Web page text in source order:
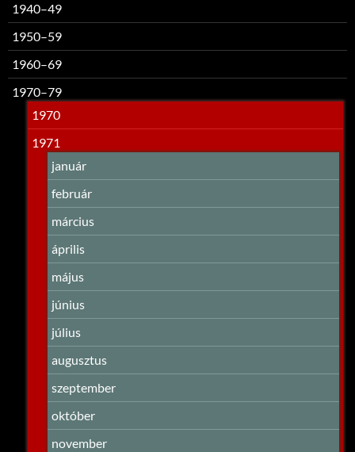
1940–49
1950–59
1960–69
1970–79
1970
1971
január
február
március
április
május
június
július
augusztus
szeptember
október
november